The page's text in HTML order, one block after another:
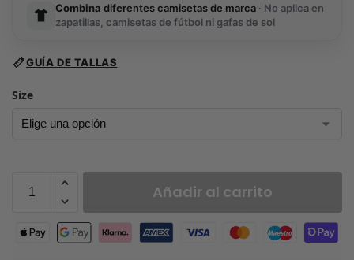
Combina diferentes camisetas de marca · No aplica en
zapatillas, camisetas de fútbol ni gafas de sol
GUÍA DE TALLAS
Size
Añadir al carrito